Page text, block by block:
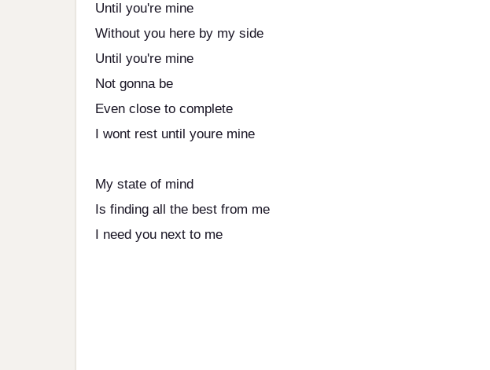
Until you're mine
Without you here by my side
Until you're mine
Not gonna be
Even close to complete
I wont rest until youre mine
My state of mind
Is finding all the best from me
I need you next to me